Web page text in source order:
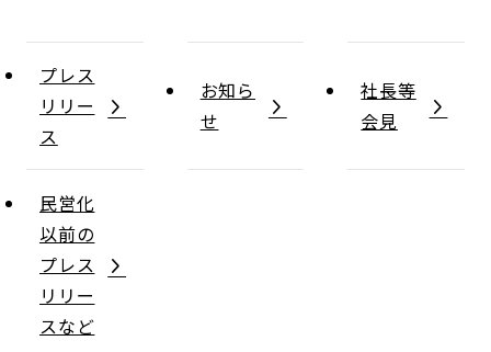
プレス
リリー
ス
お知ら
せ
社長等
会見
民営化
以前の
プレス
リリー
スなど